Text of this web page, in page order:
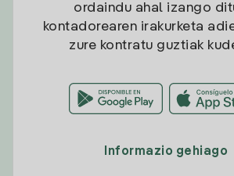
ordaindu ahal izango
kontadorearen irakurketa
zure kontratu guztiak
Informazio gehiago